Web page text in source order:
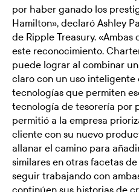
por haber ganado los
Hamilton», declaró Ashley
de Ripple Treasury.
este reconocimiento.
puede lograr al combinar
claro con un uso inteligente
tecnologías que permiten
tecnología de tesorería por
permitió a la empresa
cliente con su nuevo
allanar el camino para
similares en otras facetas
seguir trabajando con
continúen sus historias de